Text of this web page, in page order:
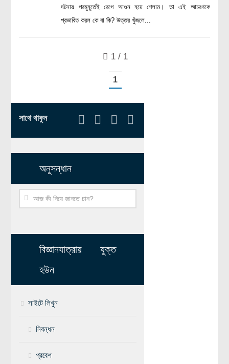
প্রাকৃতিক দুর্যোগ
পরিবেশ দূষণ
কম্পিউটার সায়েন্স
ইলেকট্রিক্যাল ইঞ্জিনিয়ারিং
জেনেটিক ইঞ্জিনিয়ারিং
আমাদের সৌরজগৎ
সামাজিক বিজ্ঞান
অর্থনীতি
নৃবিজ্ঞান
ঘটনায় পরমুহূর্তেই রেগে আগুন হয়ে গেলাম। তা এই আচরণকে
প্রভাবিত করল কে বা কি? উত্তর খুঁজলে...
1 / 1
1
সাথে থাকুন
অনুসন্ধান
বিজ্ঞানযাত্রায় যুক্ত
হউন
সাইটে লিখুন
নিবন্ধন
প্রবেশ